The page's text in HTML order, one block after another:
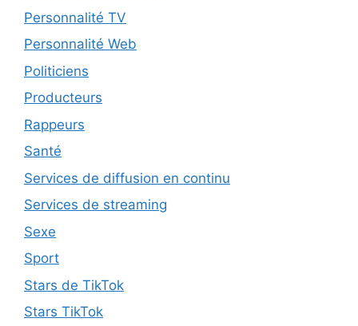
Personnalité TV
Personnalité Web
Politiciens
Producteurs
Rappeurs
Santé
Services de diffusion en continu
Services de streaming
Sexe
Sport
Stars de TikTok
Stars TikTok